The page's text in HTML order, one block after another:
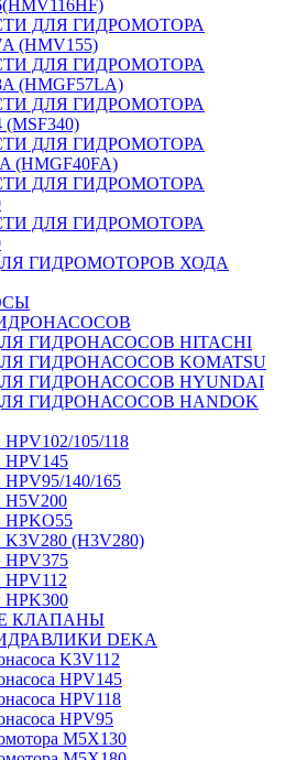
ДЛЯ ГИДРОМОТОРА
(HMV155)
ДЛЯ ГИДРОМОТОРА
(HMGF57LA)
ДЛЯ ГИДРОМОТОРА
(MSF340)
ДЛЯ ГИДРОМОТОРА
(HMGF40FA)
ДЛЯ ГИДРОМОТОРА
ДЛЯ ГИДРОМОТОРА
ГИДРОМОТОРОВ ХОДА
ГИДРОНАСОСОВ HITACHI
ГИДРОНАСОСОВ KOMATSU
ГИДРОНАСОСОВ HYUNDAI
ГИДРОНАСОСОВ HANDOK
HPV102/105/118
HPV145
HPV95/140/165
H5V200
HPKO55
K3V280 (H3V280)
HPV375
HPV112
HPK300
КЛАПАНЫ
DEKA
K3V112
HPV145
HPV118
HPV95
M5X130